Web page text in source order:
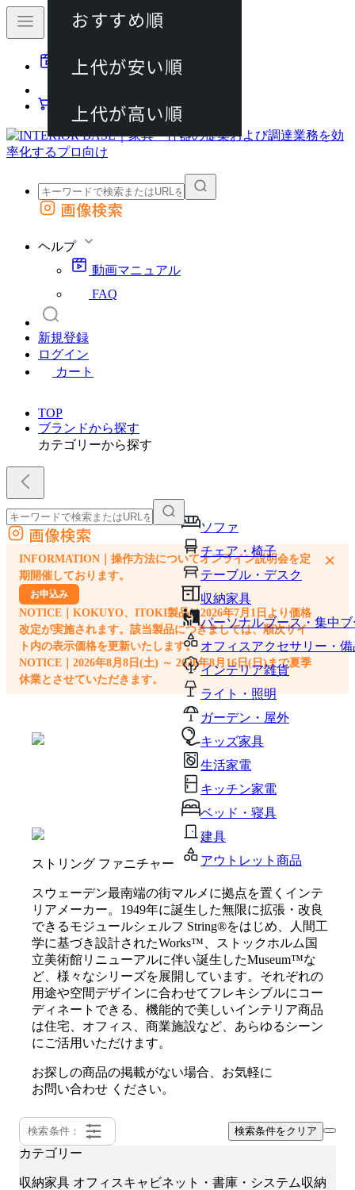
動画マニュアル
カート
外部サイトの商品をカートに追加
画像検索
ヘルプ
動画マニュアル
FAQ
新規登録
ログイン
カート
TOP
ブランドから探す
カテゴリーから探す
ソファ
チェア・椅子
テーブル・デスク
収納家具
パーソナルブース・集中
オフィスアクセサリー・備
インテリア雑貨
ライト・照明
ガーデン・屋外
キッズ家具
生活家電
キッチン家電
ベッド・寝具
建具
アウトレット商品
外部サイトの商品をカートに追加
他のサイトで見つけた商品ページのURLを貼り付けて、カートに追加できます
画像検索
INFORMATION｜操作方法についてオンライン説明会を定
期開催しております。
お申込み
NOTICE｜KOKUYO、ITOKI製品は2026年7月1日より価格
改定が実施されます。該当製品につきましては、順次サイ
ト内の表示価格を更新いたします。
NOTICE｜2026年8月8日(土) ～ 2026年8月16日(日)まで夏季
休業とさせていただきます。
×
ストリング ファニチャー
スウェーデン最南端の街マルメに拠点を置くインテ
リアメーカー。1949年に誕生した無限に拡張・改良
できるモジュールシェルフ String®をはじめ、人間工
学に基づき設計されたWorks™️、ストックホルム国
立美術館リニューアルに伴い誕生したMuseum™️な
ど、様々なシリーズを展開しています。それぞれの
用途や空間デザインに合わせてフレキシブルにコー
ディネートできる、機能的で美しいインテリア商品
は住宅、オフィス、商業施設など、あらゆるシーン
にご活用いただけます。
お探しの商品の掲載がない場合、お気軽に
お問い合わせ ください。
検索条件： 検索条件をクリア
カテゴリー
収納家具 オフィスキャビネット・書庫・システム収納
おすすめ順
上代が安い順
上代が高い順